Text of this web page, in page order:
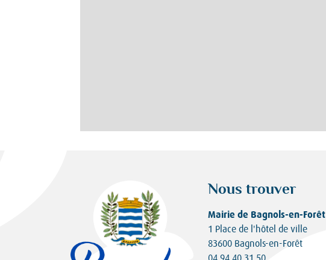
Nous trouver
Mairie de Bagnols-en-Forêt
1 Place de l'hôtel de ville
83600 Bagnols-en-Forêt